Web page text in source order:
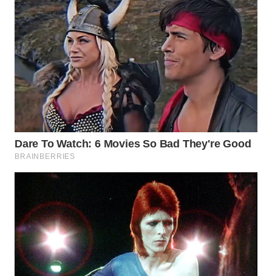
SUMEDANG
WN
CIANJUR
WN
KEPULAUAN
SERIBU
WN
TANGERANG
BINJAI
WN
CIREBON